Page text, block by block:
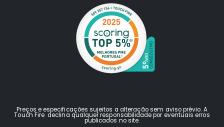
Preços e especificações sujeitos a alteração sem aviso prévio. A
Touch Fire declina qualquer responsabilidade por eventuais erros
publicados no site.